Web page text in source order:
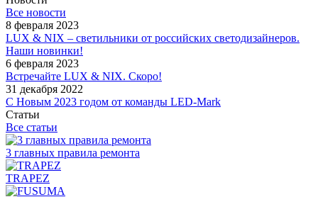
Все новости
8 февраля 2023
LUX & NIX – светильники от российских светодизайнеров.
Наши новинки!
6 февраля 2023
Встречайте LUX & NIX. Скоро!
31 декабря 2022
С Новым 2023 годом от команды LED-Mark
Статьи
Все статьи
3 главных правила ремонта
TRAPEZ